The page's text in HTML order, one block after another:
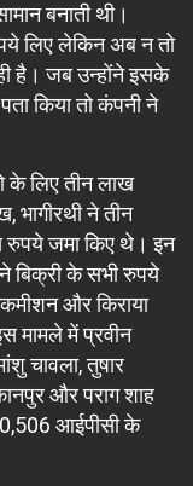
बनाती थी।
लिए लेकिन अब न तो
है। जब उन्होंने इसके
किया तो कंपनी ने
के लिए तीन लाख
ने तीन
जमा किए थे। इन
बिक्री के सभी रुपये
और किराया
मामले में प्रवीन
चावला, तुषार
और पराग शाह
आईपीसी के